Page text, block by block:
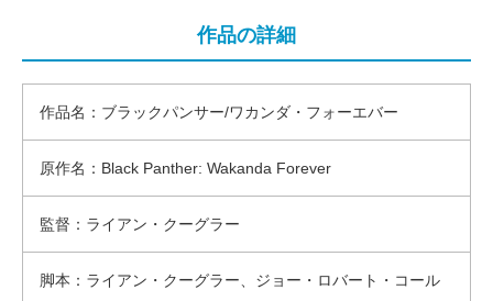
作品の詳細
作品名：ブラックパンサー/ワカンダ・フォーエバー
原作名：Black Panther: Wakanda Forever
監督：ライアン・クーグラー
脚本：ライアン・クーグラー、ジョー・ロバート・コール